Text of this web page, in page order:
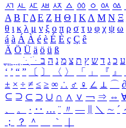
ㅺ ㅻ ㅼ ㅽ ㅾ ㅿ ㆀ ㆁ ㆂ ㆃ
Α Β ΓΔ Ε Ζ Η Θ Ι ΚΛ Μ Ν Ξ
θ ι κ λ μ ν ξ ο π ρ σ τ υ φ χ ψ ω
á à Á À é è É È ç Ç ê
Ä Ö Ü ä ö ü ß
ִֶֹ ֻּ ׁׂ ע כ ג ד ש ץ ת צ מ נ ה ב
‘ ’ “ ” 〔 〕 〈 〉 「 」 『 』
± × ÷ ≠ ≤ ≥ ∞ ∴ ♂ ♀ ∠ ⊥ ⌒ ∂
⊆ ⊇ ⊂ ⊃ ∪ ∩ ∧ ∨ ￢ ⇒ ⇔
、
。 · ‥ … ¨ 〃 ― ＼ ∼ ´
；
？ ＾ ｀